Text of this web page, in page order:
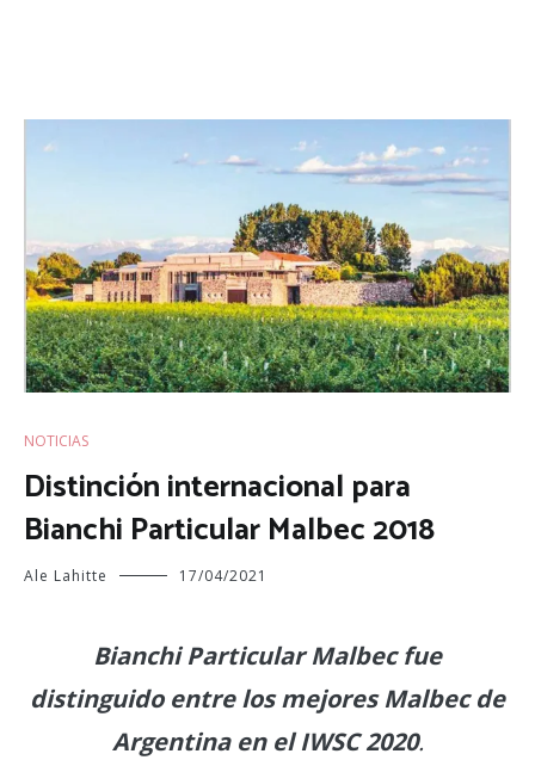
NOTICIAS
Distinción internacional para
Bianchi Particular Malbec 2018
Ale Lahitte 17/04/2021
Bianchi Particular Malbec fue
distinguido entre los mejores Malbec de
Argentina en el IWSC 2020.